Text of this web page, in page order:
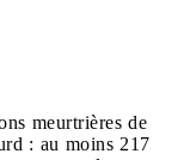
meurtrières de
: au moins 217